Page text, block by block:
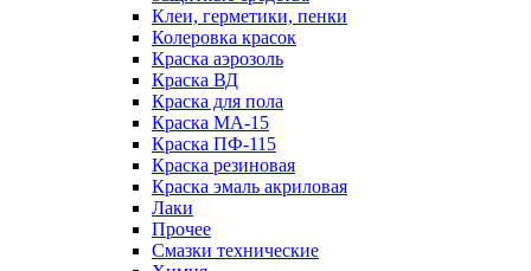
Клеи, герметики, пенки
Колеровка красок
Краска аэрозоль
Краска ВД
Краска для пола
Краска МА-15
Краска ПФ-115
Краска резиновая
Краска эмаль акриловая
Лаки
Прочее
Смазки технические